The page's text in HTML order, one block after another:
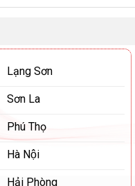
Lạng Sơn
Sơn La
Phú Thọ
Hà Nội
Hải Phòng